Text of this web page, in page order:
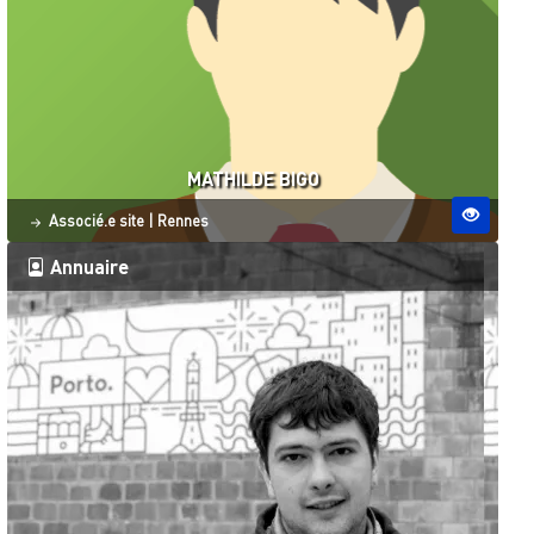
MATHILDE BIGO
Statut
Associé.e site Site ESO
Rennes
Annuaire